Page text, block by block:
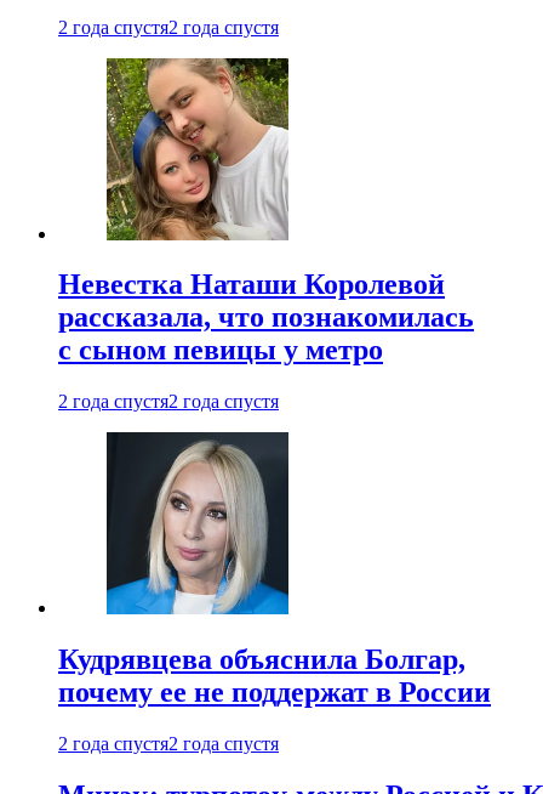
2 года спустя2 года спустя
Невестка Наташи Королевой
рассказала, что познакомилась
с сыном певицы у метро
2 года спустя2 года спустя
Кудрявцева объяснила Болгар,
почему ее не поддержат в России
2 года спустя2 года спустя